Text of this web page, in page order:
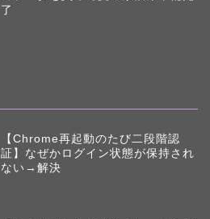
了
【Chrome再起動のたび二段階認
証】なぜかログイン状態が保持され
ない→解決